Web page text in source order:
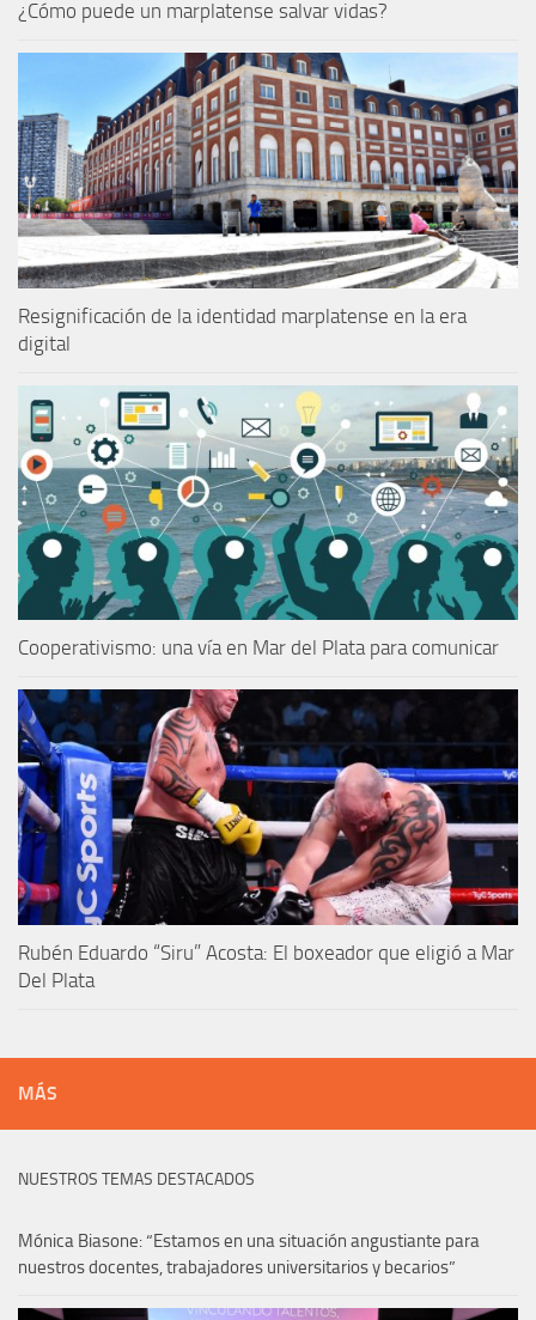
¿Cómo puede un marplatense salvar vidas?
Resignificación de la identidad marplatense en la era
digital
Cooperativismo: una vía en Mar del Plata para comunicar
Rubén Eduardo “Siru” Acosta: El boxeador que eligió a Mar
Del Plata
MÁS
NUESTROS TEMAS DESTACADOS
Mónica Biasone: “Estamos en una situación angustiante para
nuestros docentes, trabajadores universitarios y becarios”